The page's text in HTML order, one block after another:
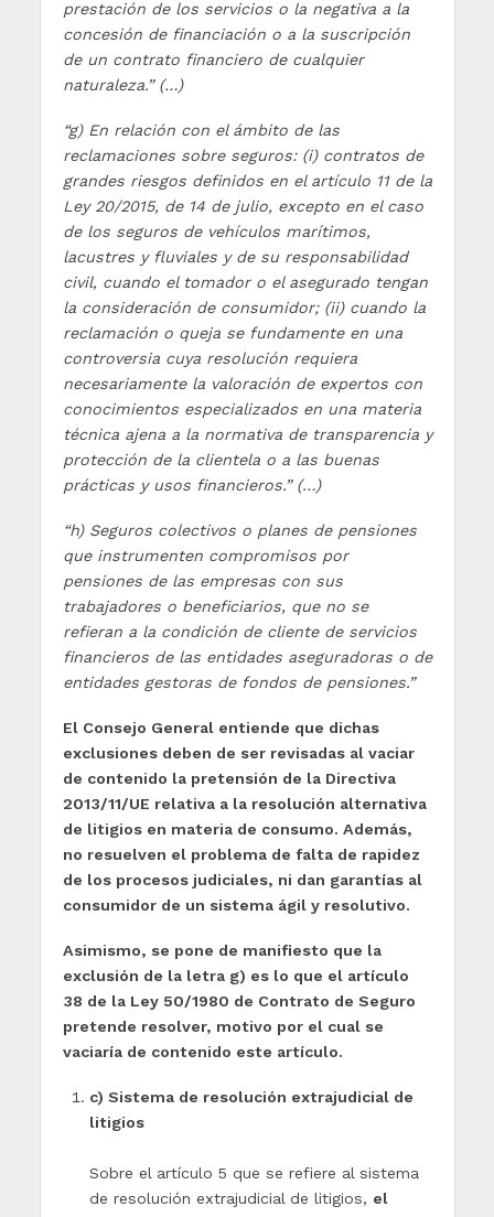
prestación de los servicios o la negativa a la
concesión de financiación o a la suscripción
de un contrato financiero de cualquier
naturaleza.” (…)
“g) En relación con el ámbito de las
reclamaciones sobre seguros: (i) contratos de
grandes riesgos definidos en el artículo 11 de la
Ley 20/2015, de 14 de julio, excepto en el caso
de los seguros de vehículos marítimos,
lacustres y fluviales y de su responsabilidad
civil, cuando el tomador o el asegurado tengan
la consideración de consumidor; (ii) cuando la
reclamación o queja se fundamente en una
controversia cuya resolución requiera
necesariamente la valoración de expertos con
conocimientos especializados en una materia
técnica ajena a la normativa de transparencia y
protección de la clientela o a las buenas
prácticas y usos financieros.” (…)
“h) Seguros colectivos o planes de pensiones
que instrumenten compromisos por
pensiones de las empresas con sus
trabajadores o beneficiarios, que no se
refieran a la condición de cliente de servicios
financieros de las entidades aseguradoras o de
entidades gestoras de fondos de pensiones.”
El Consejo General entiende que dichas
exclusiones deben de ser revisadas al vaciar
de contenido la pretensión de la Directiva
2013/11/UE relativa a la resolución alternativa
de litigios en materia de consumo. Además,
no resuelven el problema de falta de rapidez
de los procesos judiciales, ni dan garantías al
consumidor de un sistema ágil y resolutivo.
Asimismo, se pone de manifiesto que la
exclusión de la letra g) es lo que el artículo
38 de la Ley 50/1980 de Contrato de Seguro
pretende resolver, motivo por el cual se
vaciaría de contenido este artículo.
c) Sistema de resolución extrajudicial de
litigios
Sobre el artículo 5 que se refiere al sistema
de resolución extrajudicial de litigios, el